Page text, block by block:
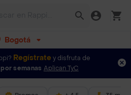
Bogotá
Regístrate y disfruta de
semanas Aplican TyC